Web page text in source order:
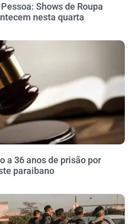
Shows de Roupa
nesta quarta
a 36 anos de prisão por
paraibano